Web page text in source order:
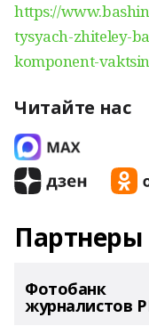
https://
tysyach-zhiteley-
komponent-
Читайте нас
Партнеры
Фотобанк
журналистов